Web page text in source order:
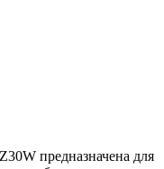
предназначена для